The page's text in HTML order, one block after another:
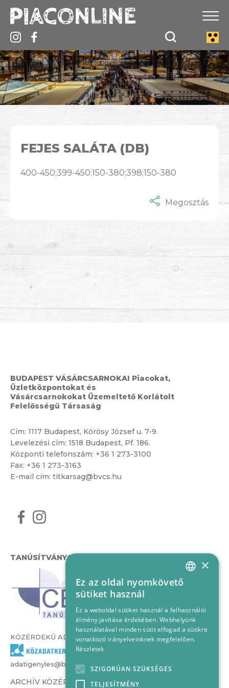
FEJES SALÁTA (DB)
400-450;399-450;150-380;398;150-380
Megosztás
BUDAPEST VÁSÁRCSARNOKAI Piacokat,
Üzletközpontokat és
Vásárcsarnokokat Üzemeltető Korlátolt
Felelősségű Társaság
Cím: 1117 Budapest, Kőrösy József u. 7-9.
Levelezési cím: 1518 Budapest, Pf. 186.
Központi telefonszám: +36 1 273-3100
Fax: +36 1 273-3163
E-mail cím: titkarsag@bvcs.hu
TANÚSÍTVÁNYOK
KÖZÉRDEKŰ ADATOK
adatigenyles@bvcs.hu
ARCHÍV KÖZÉRDEKŰ ADATOK –
HUNGARIAN
×
Ez az oldal nyomkövető
sütiket használ
Ez a weboldal sütiket használ a felhasználói
élmény javítása érdekében. Webhelyünk
használatával minden sütit elfogad a sütikre
vonatkozó irányelveinknek megfelelően.
Részletek
SZIGORÚAN SZÜKSÉGES
TELJESÍTMÉNY